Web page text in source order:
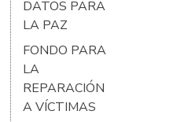
DATOS PARA
LA PAZ
FONDO PARA
LA
REPARACIÓN
A VÍCTIMAS